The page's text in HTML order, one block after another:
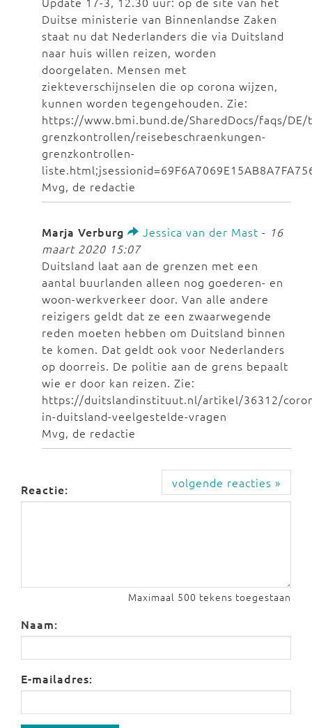
Duitse ministerie van Binnenlandse Zaken
staat nu dat Nederlanders die via Duitsland
naar huis willen reizen, worden
doorgelaten. Mensen met
ziekteverschijnselen die op corona wijzen,
kunnen worden tegengehouden. Zie:
https://www.bmi.bund.de/SharedDocs/faqs/
grenzkontrollen/reisebeschraenkungen-
grenzkontrollen-
Mvg, de redactie
Marja Verburg Jessica van der Mast - 16
maart 2020 15:07
Duitsland laat aan de grenzen met een
aantal buurlanden alleen nog goederen- en
woon-werkverkeer door. Van alle andere
reizigers geldt dat ze een zwaarwegende
reden moeten hebben om Duitsland binnen
te komen. Dat geldt ook voor Nederlanders
op doorreis. De politie aan de grens bepaalt
wie er door kan reizen. Zie:
https://duitslandinstituut.nl/artikel/36312/
in-duitsland-veelgestelde-vragen
Mvg, de redactie
volgende reacties »
Reactie:
Maximaal 500 tekens toegestaan
Naam:
E-mailadres: